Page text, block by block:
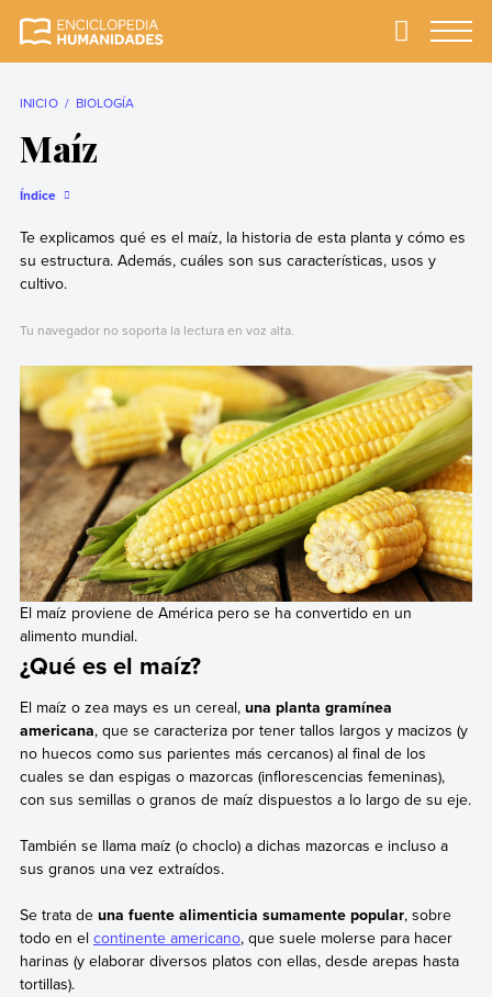
completa y más
Primary
INICIO BIOLOGÍA
Maíz
Índice
Te explicamos qué es el maíz, la historia de esta planta y cómo es
su estructura. Además, cuáles son sus características, usos y
cultivo.
Tu navegador no soporta la lectura en voz alta.
El maíz proviene de América pero se ha convertido en un
alimento mundial.
¿Qué es el maíz?
El maíz o zea mays es un cereal, una planta gramínea
americana, que se caracteriza por tener tallos largos y macizos (y
no huecos como sus parientes más cercanos) al final de los
cuales se dan espigas o mazorcas (inflorescencias femeninas),
con sus semillas o granos de maíz dispuestos a lo largo de su eje.
También se llama maíz (o choclo) a dichas mazorcas e incluso a
sus granos una vez extraídos.
Se trata de una fuente alimenticia sumamente popular, sobre
todo en el continente americano, que suele molerse para hacer
harinas (y elaborar diversos platos con ellas, desde arepas hasta
tortillas).